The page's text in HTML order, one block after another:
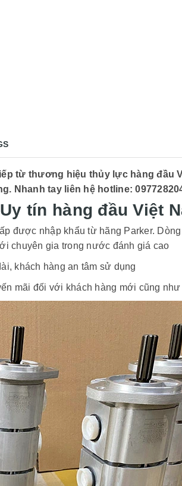
từ thương hiệu thủy lực hàng đầu
Nhanh tay liên hệ hotline:
tín hàng đầu Việt
được nhập khẩu từ hãng Parker.
chuyên gia trong nước đánh giá cao
khách hàng an tâm sử dụng
mãi đối với khách hàng mới cũng